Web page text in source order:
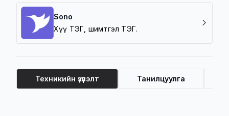
Sono
Хүү ТЭГ, шимтгэл ТЭГ.
Техникийн үзүүлэлт Танилцуулга